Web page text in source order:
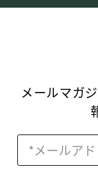
メールマガ